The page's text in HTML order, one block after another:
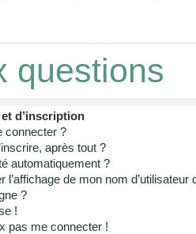
questions
d’inscription
connecter ?
après tout ?
automatiquement ?
de mon nom d’utilisateur
?
!
pas me connecter !